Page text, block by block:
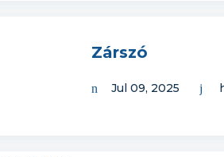
Zárszó
Jul 09, 2025